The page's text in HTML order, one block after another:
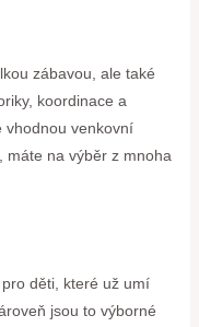
zábavou, ale také
koordinace a
vhodnou venkovní
máte na výběr z mnoha
děti, které už umí
jsou to výborné